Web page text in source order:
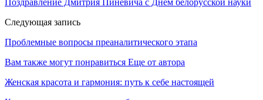
Следующая запись
Проблемные вопросы преаналитического этапа
Вам также могут понравиться Еще от автора
Женская красота и гармония: путь к себе настоящей